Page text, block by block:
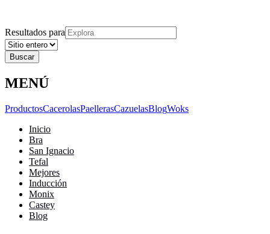
Resultados para
MENÚ
ProductosCacerolasPaellerasCazuelasBlogWoks
Inicio
Bra
San Ignacio
Tefal
Mejores
Inducción
Monix
Castey
Blog